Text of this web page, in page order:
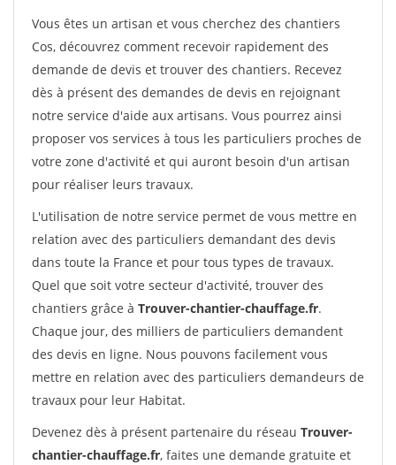
Vous êtes un artisan et vous cherchez des chantiers
Cos, découvrez comment recevoir rapidement des
demande de devis et trouver des chantiers. Recevez
dès à présent des demandes de devis en rejoignant
notre service d'aide aux artisans. Vous pourrez ainsi
proposer vos services à tous les particuliers proches de
votre zone d'activité et qui auront besoin d'un artisan
pour réaliser leurs travaux.
L'utilisation de notre service permet de vous mettre en
relation avec des particuliers demandant des devis
dans toute la France et pour tous types de travaux.
Quel que soit votre secteur d'activité, trouver des
chantiers grâce à Trouver-chantier-chauffage.fr.
Chaque jour, des milliers de particuliers demandent
des devis en ligne. Nous pouvons facilement vous
mettre en relation avec des particuliers demandeurs de
travaux pour leur Habitat.
Devenez dès à présent partenaire du réseau Trouver-
chantier-chauffage.fr, faites une demande gratuite et